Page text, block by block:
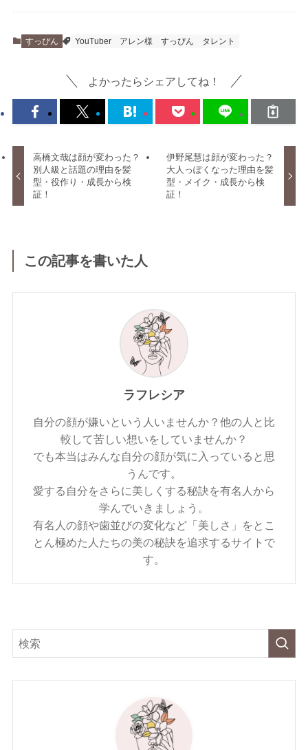
すっぴん YouTuber アレン様 すっぴん タレント
よかったらシェアしてね！
高橋文哉は顔が変わった？
別人級と話題の理由を髪
型・役作り・成長から検
証！
伊野尾慧は顔が変わった？
大人っぽくなった理由を髪
型・メイク・成長から検
証！
この記事を書いた人
ラフレシア
自分の顔が嫌いという人いませんか？他の人と比
較して苦しい想いをしていませんか？
でも本当はみんな自分の顔が気に入っていると思
うんです。
愛する自分をさらに美しくする秘訣を有名人から
学んでいきましょう。
有名人の顔や歯並びの変化など「美しさ」をとこ
とん極めた人たちの美の秘訣を追求するサイトで
す。